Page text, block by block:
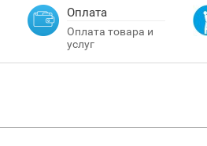
Оплата
Оплата товара и
услуг